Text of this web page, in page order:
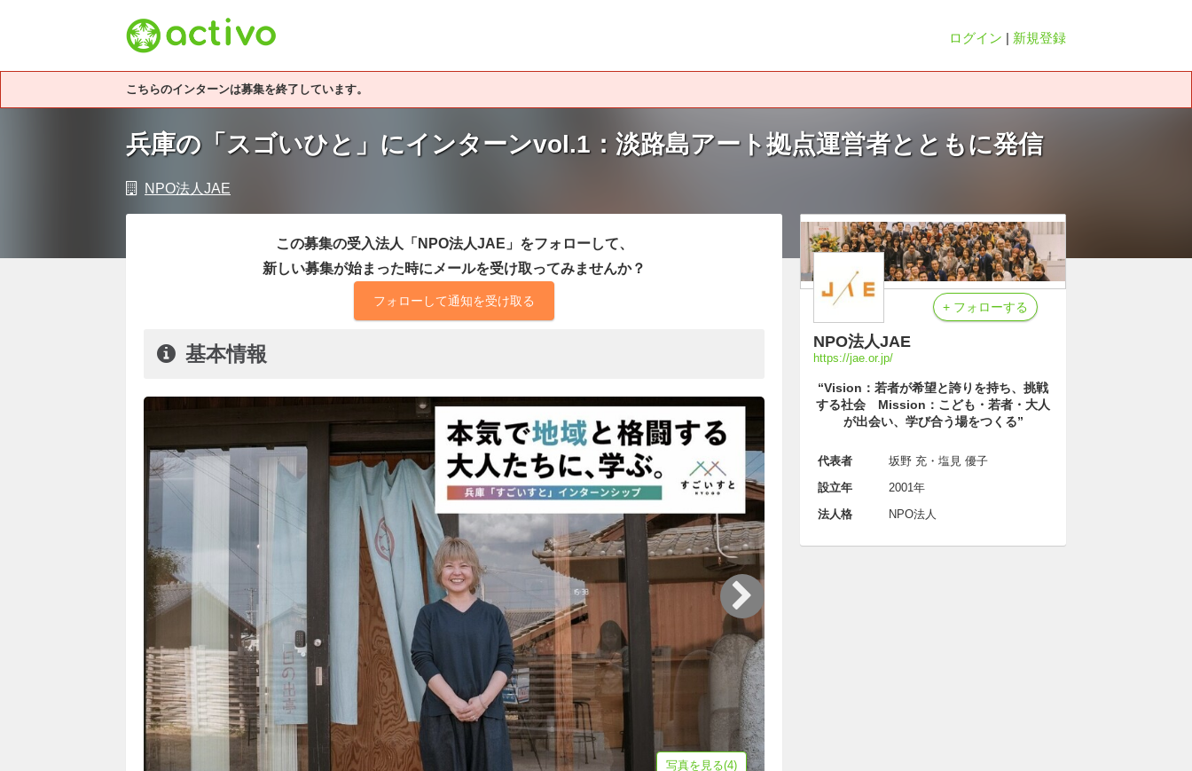
ログイン | 新規登録
こちらのインターンは募集を終了しています。
兵庫の「スゴいひと」にインターンvol.1：淡路島アート拠点運営者とともに発信
NPO法人JAE
この募集の受入法人「NPO法人JAE」をフォローして、
新しい募集が始まった時にメールを受け取ってみませんか？
フォローして通知を受け取る
基本情報
写真を見る(4)
+ フォローする
NPO法人JAE
https://jae.or.jp/
“Vision：若者が希望と誇りを持ち、挑戦
する社会 Mission：こども・若者・大人
が出会い、学び合う場をつくる”
代表者
坂野 充・塩見 優子
設立年
2001年
法人格
NPO法人